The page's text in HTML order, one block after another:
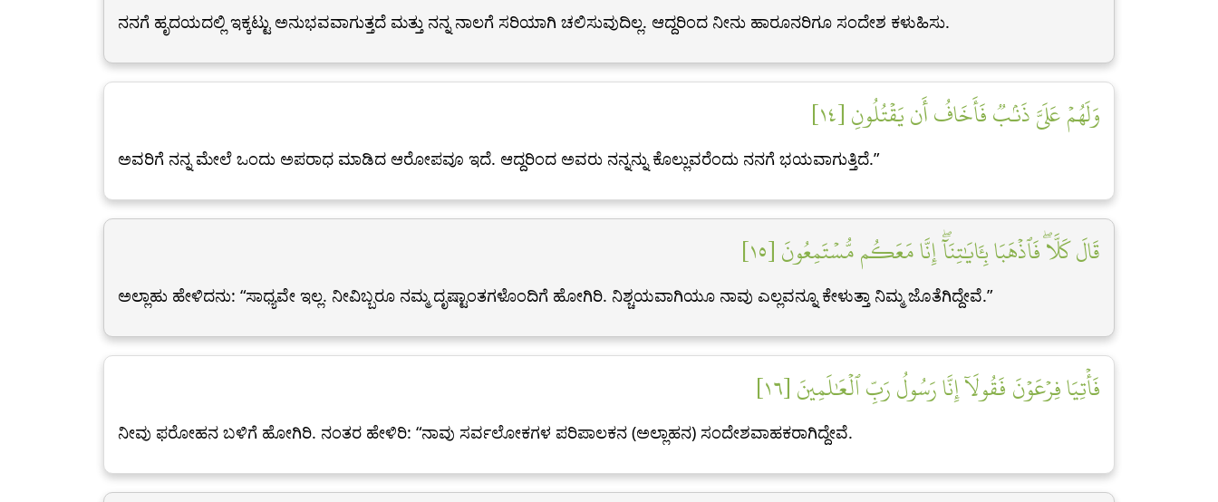
ನನಗೆ ಹೃದಯದಲ್ಲಿ ಇಕ್ಕಟ್ಟು ಅನುಭವವಾಗುತ್ತದೆ ಮತ್ತು ನನ್ನ ನಾಲಗೆ ಸರಿಯಾಗಿ ಚಲಿಸುವುದಿಲ್ಲ. ಆದ್ದರಿಂದ ನೀನು ಹಾರೂನರಿಗೂ ಸಂದೇಶ ಕಳುಹಿಸು.
وَلَهُمۡ عَلَيَّ ذَنۢبٞ فَأَخَافُ أَن يَقۡتُلُونِ [١٤]
ಅವರಿಗೆ ನನ್ನ ಮೇಲೆ ಒಂದು ಅಪರಾಧ ಮಾಡಿದ ಆರೋಪವೂ ಇದೆ. ಆದ್ದರಿಂದ ಅವರು ನನ್ನನ್ನು ಕೊಲ್ಲುವರೆಂದು ನನಗೆ ಭಯವಾಗುತ್ತಿದೆ.”
قَالَ كَلَّاۖ فَٱذۡهَبَا بِـَٔايَٰتِنَآۖ إِنَّا مَعَكُم مُّسۡتَمِعُونَ [١٥]
ಅಲ್ಲಾಹು ಹೇಳಿದನು: “ಸಾಧ್ಯವೇ ಇಲ್ಲ. ನೀವಿಬ್ಬರೂ ನಮ್ಮ ದೃಷ್ಟಾಂತಗಳೊಂದಿಗೆ ಹೋಗಿರಿ. ನಿಶ್ಚಯವಾಗಿಯೂ ನಾವು ಎಲ್ಲವನ್ನೂ ಕೇಳುತ್ತಾ ನಿಮ್ಮ ಜೊತೆಗಿದ್ದೇವೆ.”
فَأۡتِيَا فِرۡعَوۡنَ فَقُولَآ إِنَّا رَسُولُ رَبِّ ٱلۡعَٰلَمِينَ [١٦]
ನೀವು ಫರೋಹ‍ನ ಬಳಿಗೆ ಹೋಗಿರಿ. ನಂತರ ಹೇಳಿರಿ: “ನಾವು ಸರ್ವಲೋಕಗಳ ಪರಿಪಾಲಕನ (ಅಲ್ಲಾಹನ) ಸಂದೇಶವಾಹಕರಾಗಿದ್ದೇವೆ.